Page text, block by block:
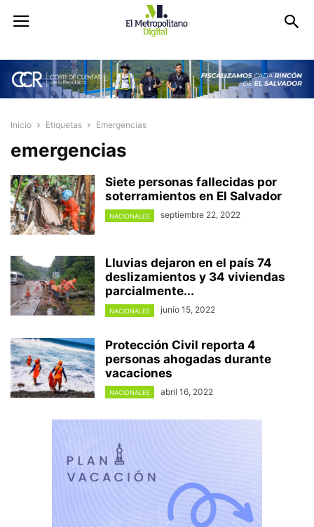
Inicio Etiquetas Emergencias
emergencias
Siete personas fallecidas por
soterramientos en El Salvador
NACIONALES septiembre 22, 2022
Lluvias dejaron en el país 74
deslizamientos y 34 viviendas
parcialmente...
NACIONALES junio 15, 2022
Protección Civil reporta 4
personas ahogadas durante
vacaciones
NACIONALES abril 16, 2022